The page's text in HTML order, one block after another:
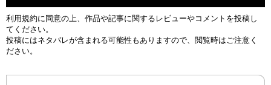
利用規約に同意の上、作品や記事に関するレビューやコメントを投稿し
てください。
投稿にはネタバレが含まれる可能性もありますので、閲覧時はご注意く
ださい。